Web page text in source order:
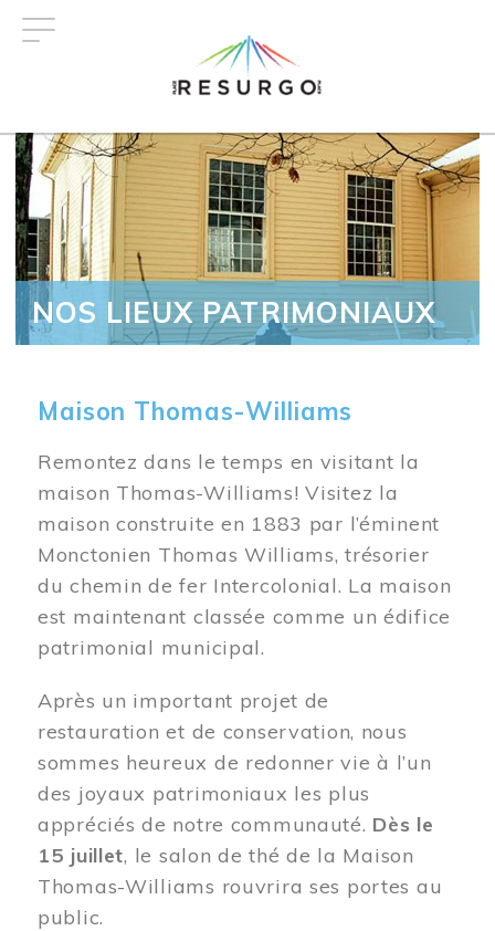
NOS LIEUX PATRIMONIAUX
Maison Thomas-Williams
Remontez dans le temps en visitant la
maison Thomas-Williams! Visitez la
maison construite en 1883 par l’éminent
Monctonien Thomas Williams, trésorier
du chemin de fer Intercolonial. La maison
est maintenant classée comme un édifice
patrimonial municipal.
Après un important projet de
restauration et de conservation, nous
sommes heureux de redonner vie à l’un
des joyaux patrimoniaux les plus
appréciés de notre communauté. Dès le
15 juillet, le salon de thé de la Maison
Thomas-Williams rouvrira ses portes au
public.